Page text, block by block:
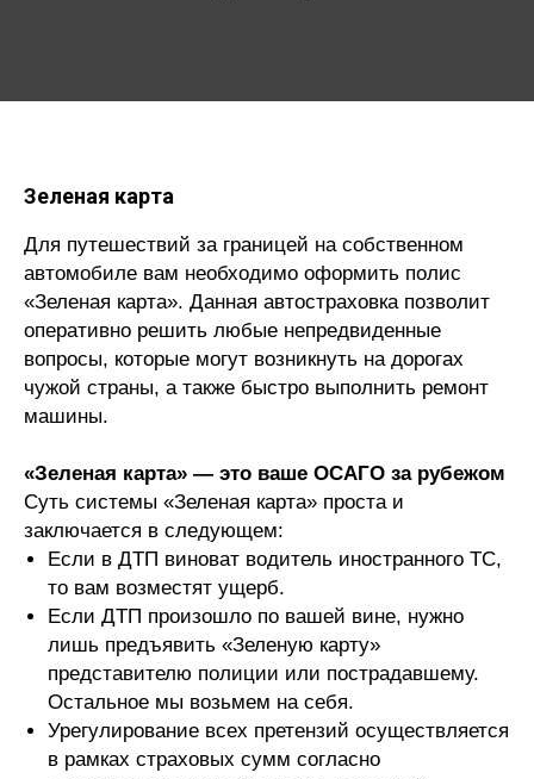
Зеленая карта
Для путешествий за границей на собственном
автомобиле вам необходимо оформить полис
«Зеленая карта». Данная автостраховка позволит
оперативно решить любые непредвиденные
вопросы, которые могут возникнуть на дорогах
чужой страны, а также быстро выполнить ремонт
машины.
«Зеленая карта» — это ваше ОСАГО за рубежом
Суть системы «Зеленая карта» проста и
заключается в следующем:
Если в ДТП виноват водитель иностранного ТС,
то вам возместят ущерб.
Если ДТП произошло по вашей вине, нужно
лишь предъявить «Зеленую карту»
представителю полиции или пострадавшему.
Остальное мы возьмем на себя.
Урегулирование всех претензий осуществляется
в рамках страховых сумм согласно